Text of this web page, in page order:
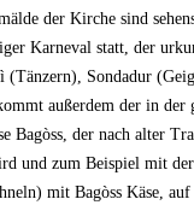
der Kirche sind
Karneval statt, der
Sondadur
außerdem der in der
Bagòss, der nach alter
und zum Beispiel mit
mit Bagòss Käse,